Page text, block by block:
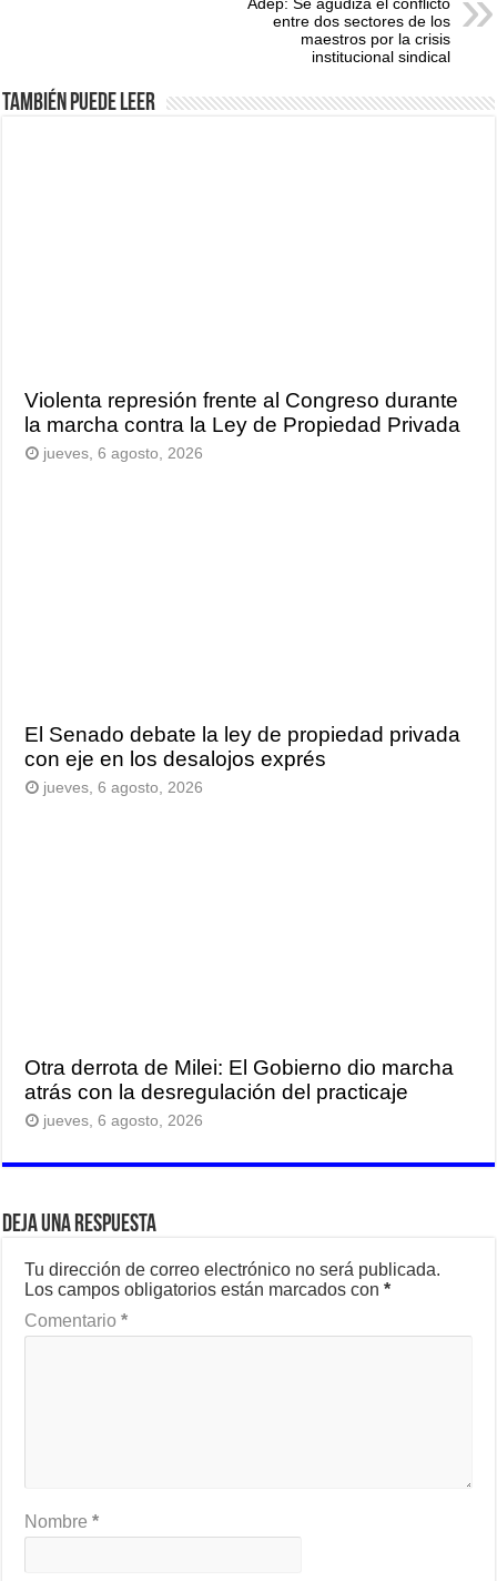
entre dos sectores de los
maestros por la crisis
institucional sindical
También puede leer
Violenta represión frente al Congreso durante
la marcha contra la Ley de Propiedad Privada
jueves, 6 agosto, 2026
El Senado debate la ley de propiedad privada
con eje en los desalojos exprés
jueves, 6 agosto, 2026
Otra derrota de Milei: El Gobierno dio marcha
atrás con la desregulación del practicaje
jueves, 6 agosto, 2026
Deja una respuesta
Tu dirección de correo electrónico no será publicada.
Los campos obligatorios están marcados con*
Comentario*
Nombre*